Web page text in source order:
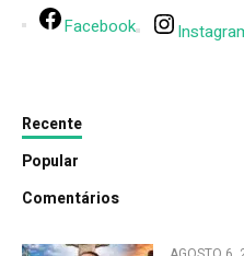
Facebook
Recente
Popular
Comentários